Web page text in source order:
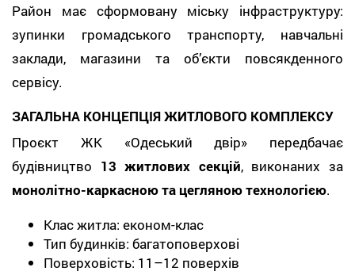
Район має сформовану міську інфраструктуру:
зупинки громадського транспорту, навчальні
заклади, магазини та об’єкти повсякденного
сервісу.
ЗАГАЛЬНА КОНЦЕПЦІЯ ЖИТЛОВОГО КОМПЛЕКСУ
Проєкт ЖК «Одеський двір» передбачає
будівництво 13 житлових секцій, виконаних за
монолітно-каркасною та цегляною технологією.
Клас житла: економ-клас
Тип будинків: багатоповерхові
Поверховість: 11–12 поверхів